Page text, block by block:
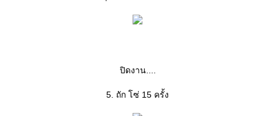
ปิดงาน....
5. ถัก โซ่ 15 ครั้ง